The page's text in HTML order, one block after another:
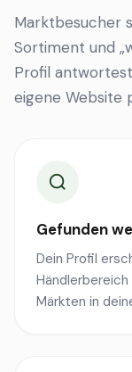
Marktbesucher
Sortiment und
Profil
eigene Website
Gefunden
Dein Profil
Märkten in